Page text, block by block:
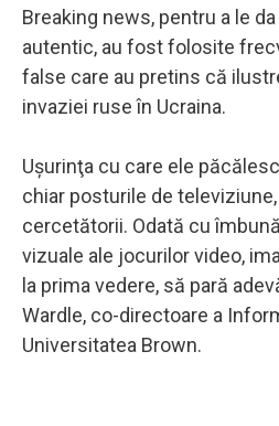
Breaking news, pentru a le
autentic, au fost folosite
false care au pretins că
invaziei ruse în Ucraina.
Uşurinţa cu care ele
chiar posturile de
cercetătorii. Odată cu
vizuale ale jocurilor video,
la prima vedere, să pară
Wardle, co-directoare a
Universitatea Brown.